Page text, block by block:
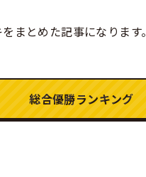
まとめた記事になります。
総合優勝ランキング